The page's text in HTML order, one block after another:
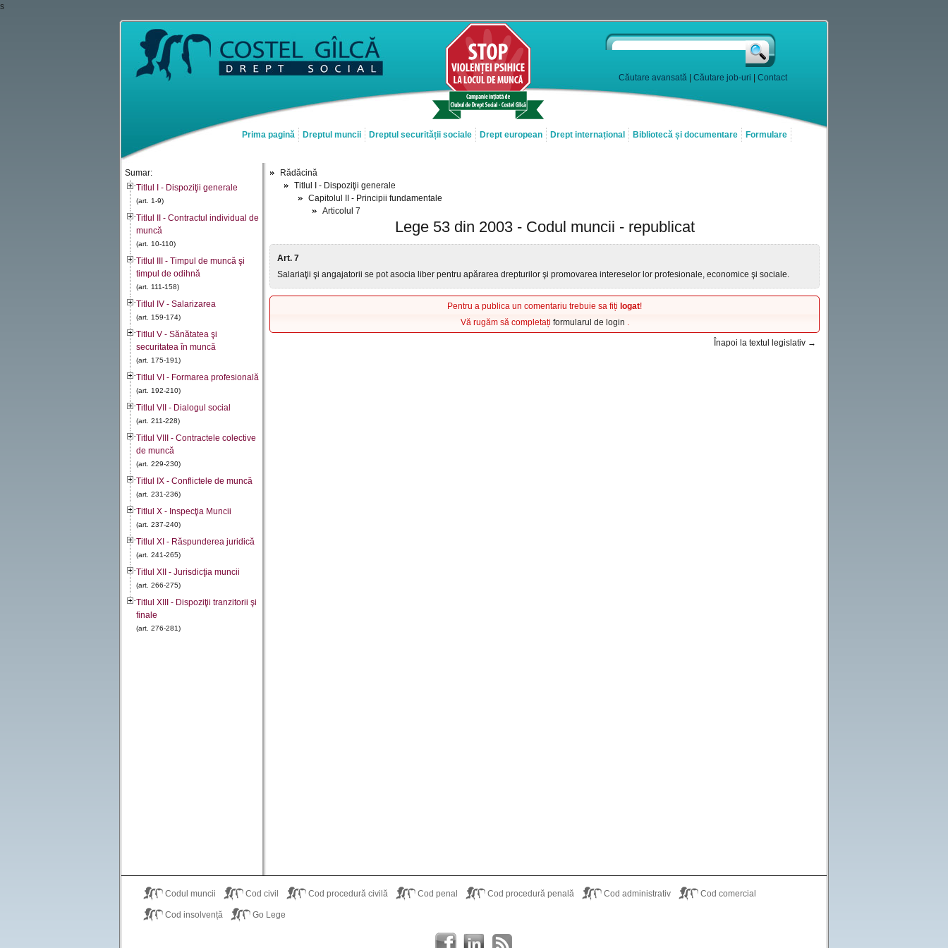
s
Căutare avansată Căutare job-uri Contact
Prima pagină Dreptul muncii Dreptul securității sociale Drept european Drept internațional Bibliotecă și documentare Formulare
Sumar:
Titlul I - Dispoziţii generale
(art. 1-9)
Titlul II - Contractul individual de
muncă
(art. 10-110)
Titlul III - Timpul de muncă şi
timpul de odihnă
(art. 111-158)
Titlul IV - Salarizarea
(art. 159-174)
Titlul V - Sănătatea şi
securitatea în muncă
(art. 175-191)
Titlul VI - Formarea profesională
(art. 192-210)
Titlul VII - Dialogul social
(art. 211-228)
Titlul VIII - Contractele colective
de muncă
(art. 229-230)
Titlul IX - Conflictele de muncă
(art. 231-236)
Titlul X - Inspecţia Muncii
(art. 237-240)
Titlul XI - Răspunderea juridică
(art. 241-265)
Titlul XII - Jurisdicţia muncii
(art. 266-275)
Titlul XIII - Dispoziţii tranzitorii şi
finale
(art. 276-281)
Rădăcină
Titlul I - Dispoziţii generale
Capitolul II - Principii fundamentale
Articolul 7
Lege 53 din 2003 - Codul muncii - republicat
Art. 7
Salariaţii şi angajatorii se pot asocia liber pentru apărarea drepturilor şi promovarea intereselor lor profesionale, economice şi sociale.
Pentru a publica un comentariu trebuie sa fiți logat!
Vă rugăm să completați formularul de login .
Înapoi la textul legislativ →
Codul muncii Cod civil Cod procedură civilă Cod penal Cod procedură penală Cod administrativ Cod comercial
Cod insolvență Go Lege